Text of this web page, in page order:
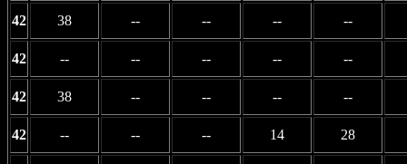
42 38 -- -- -- --
42 -- -- -- -- --
42 38 -- -- -- --
42 -- -- -- 14 28